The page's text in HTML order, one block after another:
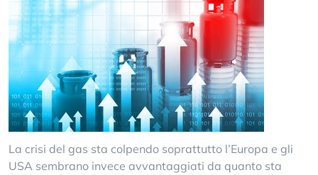
La crisi del gas sta colpendo soprattutto l’Europa e gli
USA sembrano invece avvantaggiati da quanto sta